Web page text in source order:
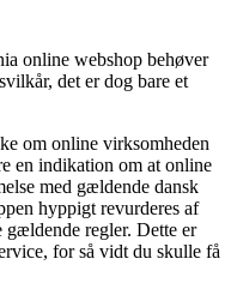
online webshop behøver
det er dog bare et
om online virksomheden
en indikation om at online
med gældende dansk
hyppigt revurderes af
gældende regler. Dette er
for så vidt du skulle få